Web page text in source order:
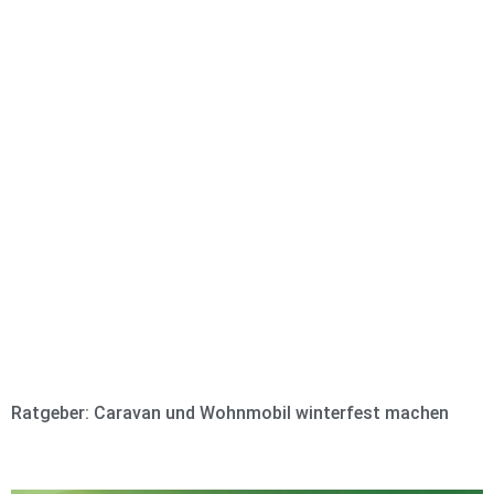
Ratgeber: Caravan und Wohnmobil winterfest machen